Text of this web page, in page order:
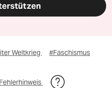
Weltkrieg #Faschismus
Fehlerhinweis